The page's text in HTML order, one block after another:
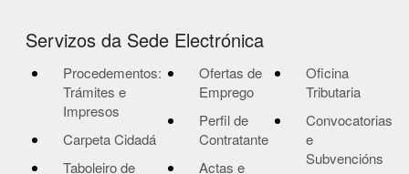
Servizos da Sede Electrónica
Procedementos:
Trámites e
Impresos
Carpeta Cidadá
Taboleiro de
Ofertas de
Emprego
Perfil de
Contratante
Actas e
Oficina
Tributaria
Convocatorias
e
Subvencións